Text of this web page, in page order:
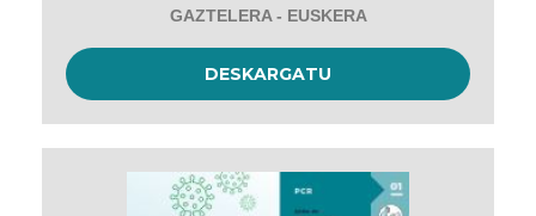
GAZTELERA - EUSKERA
DESKARGATU